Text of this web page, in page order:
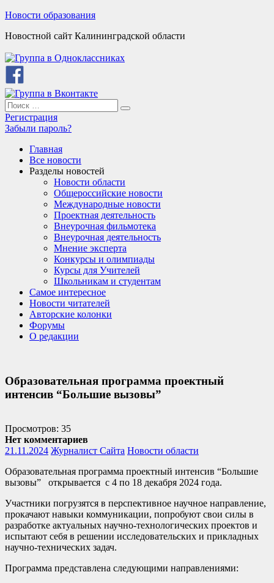
Skip
content
Новости образования
Новостной сайт Калининградской области
Search
for:
Search
Регистрация
Забыли пароль?
Главная
Все новости
Разделы новостей
Новости области
Общероссийские новости
Международные новости
Проектная деятельность
Внеурочная фильмотека
Внеурочная деятельность
Мнение эксперта
Конкурсы и олимпиады
Курсы для Учителей
Школьникам и студентам
Самое интересное
Новости читателей
Авторские колонки
Форумы
О редакции
Образовательная программа проектный
интенсив “Большие вызовы”
Просмотров: 35
Нет комментариев
21.11.2024 Журналист Сайта Новости области
Образовательная программа проектный интенсив “Большие
вызовы” открывается с 4 по 18 декабря 2024 года.
Участники погрузятся в перспективное научное направление,
прокачают навыки коммуникации, попробуют свои силы в
разработке актуальных научно-технологических проектов и
испытают себя в решении исследовательских и прикладных
научно-технических задач.
Программа представлена следующими направлениями: